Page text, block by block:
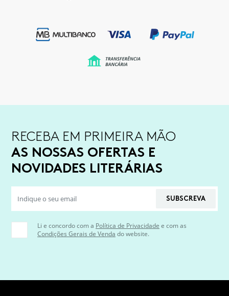
RECEBA EM PRIMEIRA MÃO
AS NOSSAS OFERTAS E
NOVIDADES LITERÁRIAS
SUBSCREVA
Li e concordo com a Política de Privacidade e com as
Condições Gerais de Venda do website.